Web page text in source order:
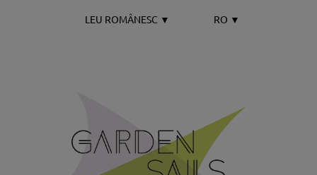
LEU ROMÂNESC ▼ RO ▼